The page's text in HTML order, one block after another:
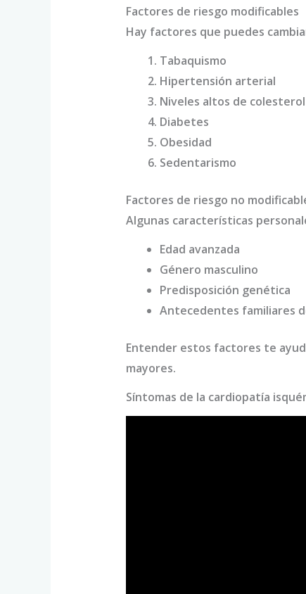
Factores de riesgo modificables
Hay factores que puedes
Tabaquismo
Hipertensión arterial
Niveles altos de colesterol
Diabetes
Obesidad
Sedentarismo
Factores de riesgo no
Algunas características
Edad avanzada
Género masculino
Predisposición genética
Antecedentes familiares
Entender estos factores te
mayores.
Síntomas de la cardiopatía